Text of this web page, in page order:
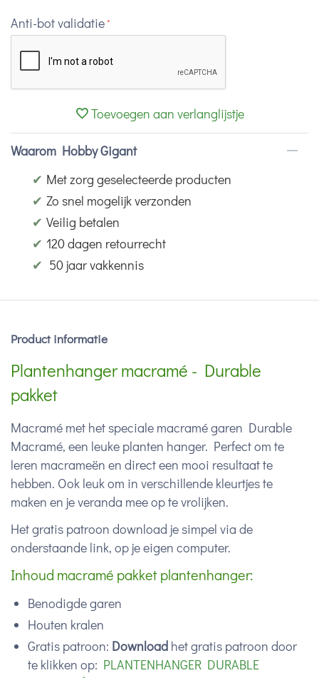
Anti-bot validatie
Toevoegen aan verlanglijstje
Waarom Hobby Gigant
✔ Met zorg geselecteerde producten
✔ Zo snel mogelijk verzonden
✔ Veilig betalen
✔ 120 dagen retourrecht
✔ 50 jaar vakkennis
Product informatie
Plantenhanger macramé - Durable
pakket
Macramé met het speciale macramé garen Durable
Macramé, een leuke planten hanger. Perfect om te
leren macrameën en direct een mooi resultaat te
hebben. Ook leuk om in verschillende kleurtjes te
maken en je veranda mee op te vrolijken.
Het gratis patroon download je simpel via de
onderstaande link, op je eigen computer.
Inhoud macramé pakket plantenhanger:
Benodigde garen
Houten kralen
Gratis patroon: Download het gratis patroon door
te klikken op: PLANTENHANGER DURABLE